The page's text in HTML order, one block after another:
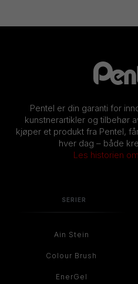
Pentel er din garanti for
kunstnerartikler og tilbehør
kjøper et produkt fra Pentel,
hver dag – både
Les historien
SERIER
Ain Stein
Colour Brush
EnerGel